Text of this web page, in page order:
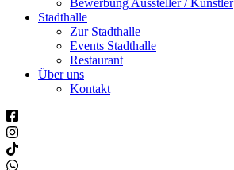
Stadthalle
Zur Stadthalle
Events Stadthalle
Restaurant
Über uns
Kontakt